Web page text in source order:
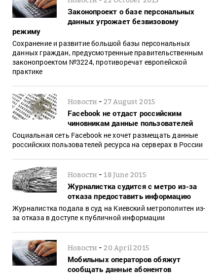
Законопроект о базе персональных
данных угрожает безвизовому
режиму
Сохранение и развитие большой базы персональных
данных граждан, предусмотренные правительственным
законопроектом №3224, противоречат европейской
практике
Новости -27 August 2015
Facebook не отдаст российским
чиновникам данные пользователей
Социальная сеть Facebook не хочет размещать данные
российских пользователей ресурса на серверах в России
Новости -18 June 2015
Журналистка судится с метро из-за
отказа предоставить информацию
Журналистка подала в суд на Киевский метрополитен из-
за отказа в доступе к публичной информации
Новости -20 April 2015
Мобильных операторов обяжут
сообщать данные абонентов